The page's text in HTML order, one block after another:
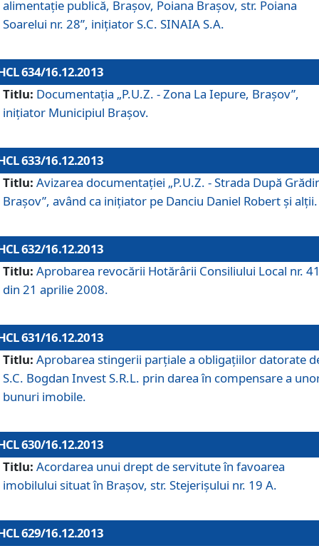
alimentaţie publică, Braşov, Poiana Braşov, str. Poiana
Soarelui nr. 28”, iniţiator S.C. SINAIA S.A.
634/16.12.2013
Titlu: Documentaţia „P.U.Z. - Zona La Iepure, Braşov”,
iniţiator Municipiul Braşov.
633/16.12.2013
Titlu: Avizarea documentaţiei „P.U.Z. - Strada După
Braşov”, având ca iniţiator pe Danciu Daniel Robert şi alţii.
632/16.12.2013
Titlu: Aprobarea revocării Hotărârii Consiliului Local nr.
din 21 aprilie 2008.
631/16.12.2013
Titlu: Aprobarea stingerii parţiale a obligaţiilor datorate
S.C. Bogdan Invest S.R.L. prin darea în compensare a
bunuri imobile.
630/16.12.2013
Titlu: Acordarea unui drept de servitute în favoarea
imobilului situat în Braşov, str. Stejerişului nr. 19 A.
629/16.12.2013